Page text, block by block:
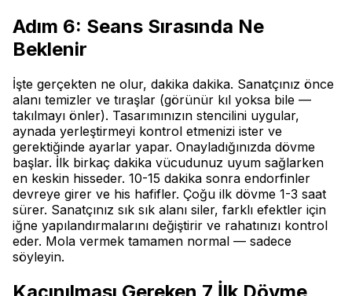
Adım 6: Seans Sırasında Ne
Beklenir
İşte gerçekten ne olur, dakika dakika. Sanatçınız önce
alanı temizler ve tıraşlar (görünür kıl yoksa bile —
takılmayı önler). Tasarımınızın stencilini uygular,
aynada yerleştirmeyi kontrol etmenizi ister ve
gerektiğinde ayarlar yapar. Onayladığınızda dövme
başlar. İlk birkaç dakika vücudunuz uyum sağlarken
en keskin hisseder. 10-15 dakika sonra endorfinler
devreye girer ve his hafifler. Çoğu ilk dövme 1-3 saat
sürer. Sanatçınız sık sık alanı siler, farklı efektler için
iğne yapılandırmalarını değiştirir ve rahatınızı kontrol
eder. Mola vermek tamamen normal — sadece
söyleyin.
Kaçınılması Gereken 7 İlk Dövme